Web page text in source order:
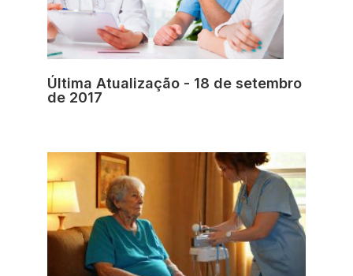
Última Atualização - 18 de setembro
de 2017